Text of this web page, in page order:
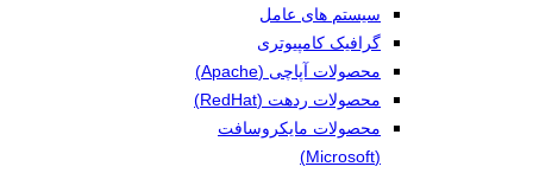
سیستم های عامل
گرافیک کامپیوتری
محصولات آپاچی (Apache)
محصولات ردهت (RedHat)
محصولات مایکروسافت
(Microsoft)